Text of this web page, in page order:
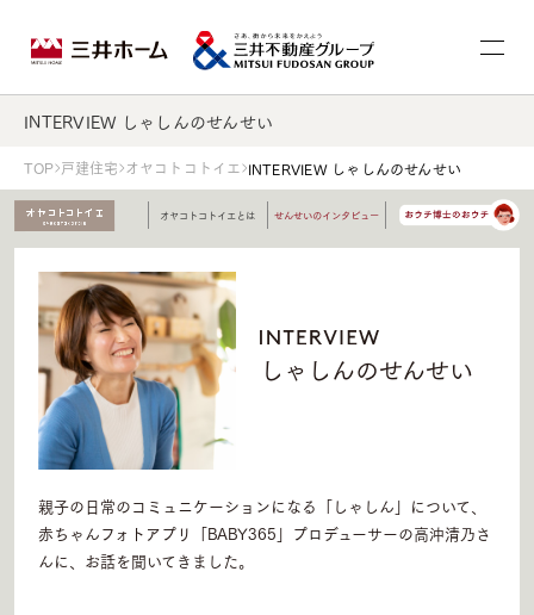
INTERVIEW しゃしんのせんせい
TOP 戸建住宅 オヤコトコトイエ INTERVIEW しゃしんのせんせい
オヤコトコトイエとは せんせいのインタビュー
しゃしんのせんせい
親子の日常のコミュニケーションになる「しゃしん」について、
赤ちゃんフォトアプリ「BABY365」プロデューサーの高沖清乃さ
んに、お話を聞いてきました。